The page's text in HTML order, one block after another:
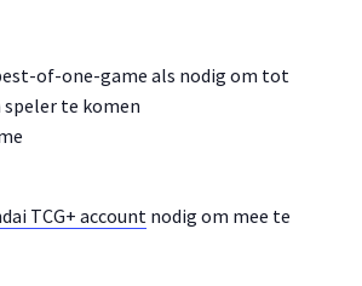
of-one-game als nodig om tot
te komen
TCG+ account nodig om mee te